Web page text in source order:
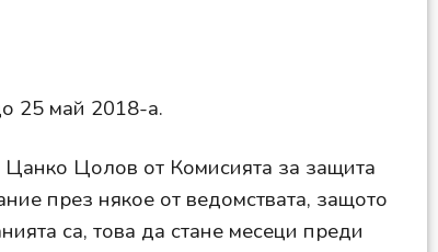
25 май 2018-а.
Цанко Цолов от Комисията за защита
през някое от ведомствата, защото
са, това да стане месеци преди